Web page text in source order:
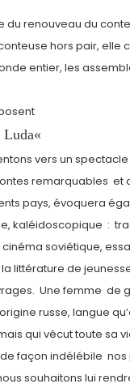
du renouveau du
hors pair, elle
entier, les
Luda«
vers un
remarquables et
pays, évoquera
kaléidoscopique :
soviétique,
littérature de
Une femme de
russe, langue
qui vécut toute sa
façon indélébile
souhaitons lui